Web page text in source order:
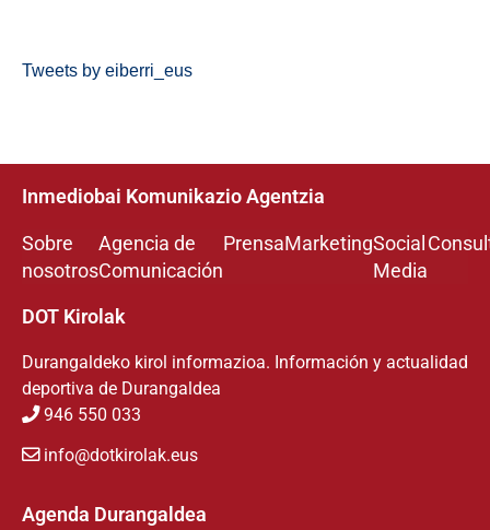
Tweets by eiberri_eus
Inmediobai Komunikazio Agentzia
Sobre
nosotros
Agencia de
Comunicación
PrensaMarketingSocial
Media
DOT Kirolak
Durangaldeko kirol informazioa. Información y actualidad
deportiva de Durangaldea
946 550 033
info@dotkirolak.eus
Agenda Durangaldea